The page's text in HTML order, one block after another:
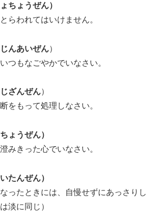
ちょうぜん）
らわれてはいけません。
んあいぜん）
つもなごやかでいなさい。
ざんぜん）
をもって処理しなさい。
ょうぜん）
みきった心でいなさい。
たんぜん）
ったときには、自慢せずにあっさりし
淡に同じ）